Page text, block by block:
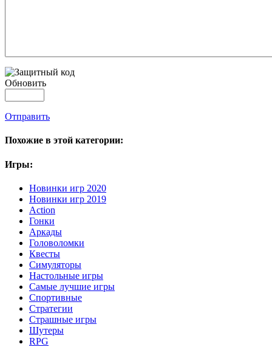
Обновить
Отправить
Похожие в этой категории:
Игры:
Новинки игр 2020
Новинки игр 2019
Action
Гонки
Аркады
Головоломки
Квесты
Симуляторы
Настольные игры
Самые лучшие игры
Спортивные
Стратегии
Страшные игры
Шутеры
RPG